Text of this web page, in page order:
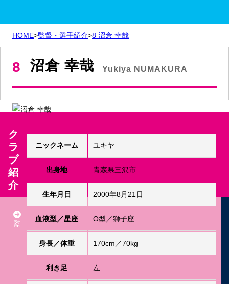
HOME>監督・選手紹介>8 沼倉 幸哉
8 沼倉 幸哉 Yukiya NUMAKURA
ニックネーム ユキヤ
出身地 青森県三沢市
生年月日 2000年8月21日
血液型／星座 O型／獅子座
身長／体重 170cm／70kg
利き足 左
ク
ラ
ブ
紹
介
監